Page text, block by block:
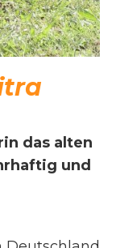
das alten
und